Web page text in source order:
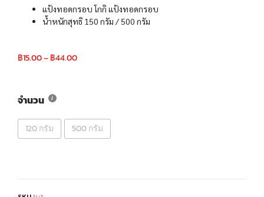
แป้งทอดกรอบ โกกิ แป้งทอดกรอบ
น้ำหนักสุทธิ 150 กรัม / 500 กรัม
฿15.00–฿44.00
จำนวน
120 กรัม 500 กรัม